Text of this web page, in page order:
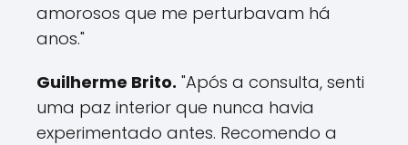
amorosos que me perturbavam há
anos."
Guilherme Brito. "Após a consulta, senti
uma paz interior que nunca havia
experimentado antes. Recomendo a